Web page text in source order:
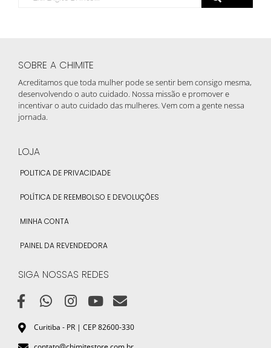
SOBRE A CHIMITE
Acreditamos que toda mulher pode se sentir bem consigo mesma,
desenvolvendo o auto cuidado. Nossa missão e promover e
incentivar o auto cuidado das mulheres. Vem com a gente nessa
jornada.
LOJA
POLITICA DE PRIVACIDADE
POLÍTICA DE REEMBOLSO E DEVOLUÇÕES
MINHA CONTA
PAINEL DA REVENDEDORA
SIGA NOSSAS REDES
Curitiba - PR | CEP 82600-330